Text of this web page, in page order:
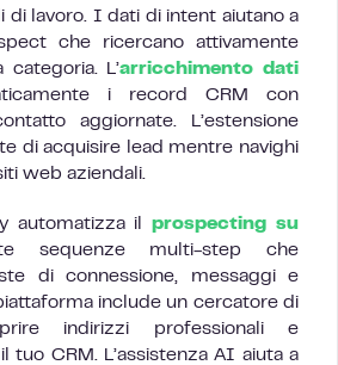
di lavoro. I dati di intent aiutano a
che ricercano attivamente
categoria. L’arricchimento dati
i record CRM con
aggiornate. L’estensione
di acquisire lead mentre navighi
web aziendali.
automatizza ilprospecting su
sequenze multi-step che
di connessione, messaggi e
include un cercatore di
indirizzi professionali e
tuo CRM. L’assistenza AI aiuta a